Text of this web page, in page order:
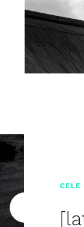
CELE